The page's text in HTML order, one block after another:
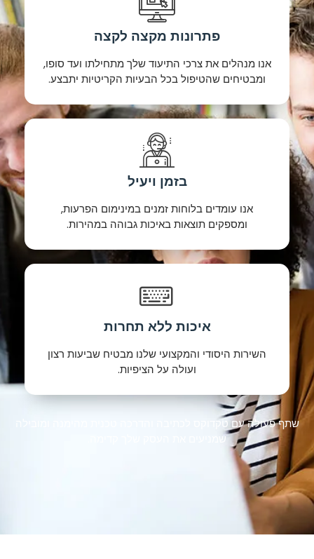
פתרונות מקצה לקצה
אנו מנהלים את צרכי התיעוד שלך מתחילתו ועד סופו,
ומבטיחים שהטיפול בכל הבעיות הקריטיות יתבצע.
בזמן ויעיל
אנו עומדים בלוחות זמנים במינימום הפרעות,
ומספקים תוצאות באיכות גבוהה במהירות.
איכות ללא תחרות
השירות היסודי והמקצועי שלנו מבטיח שביעות רצון
ועולה על הציפיות.
שתף פעולה עם טקדוקס לכתיבה והדרכה טכנית מהימנה ומובילה
שמניעים את העסק שלך קדימה.